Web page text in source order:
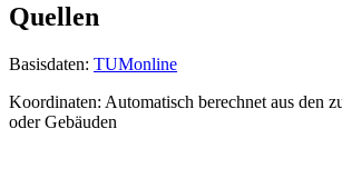
Quellen
Basisdaten: TUMonline
Koordinaten: Automatisch berechnet aus den
oder Gebäuden